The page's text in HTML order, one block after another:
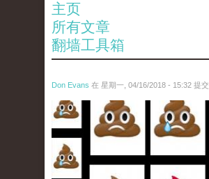
主页
所有文章
翻墙工具箱
Don Evans 在 星期一, 04/16/2018 - 15:32 提交
wechatimg1053.jpeg